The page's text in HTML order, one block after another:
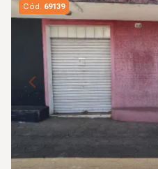
Cód. 69139